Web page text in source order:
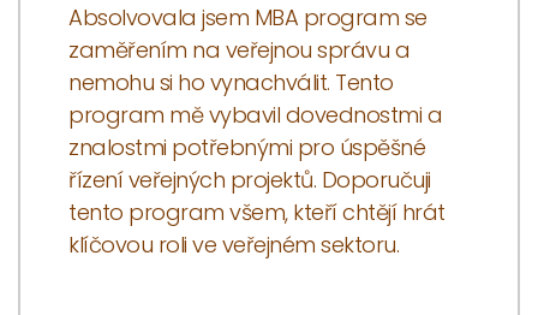
Absolvovala jsem MBA program se
zaměřením na veřejnou správu a
nemohu si ho vynachválit. Tento
program mě vybavil dovednostmi a
znalostmi potřebnými pro úspěšné
řízení veřejných projektů. Doporučuji
tento program všem, kteří chtějí hrát
klíčovou roli ve veřejném sektoru.